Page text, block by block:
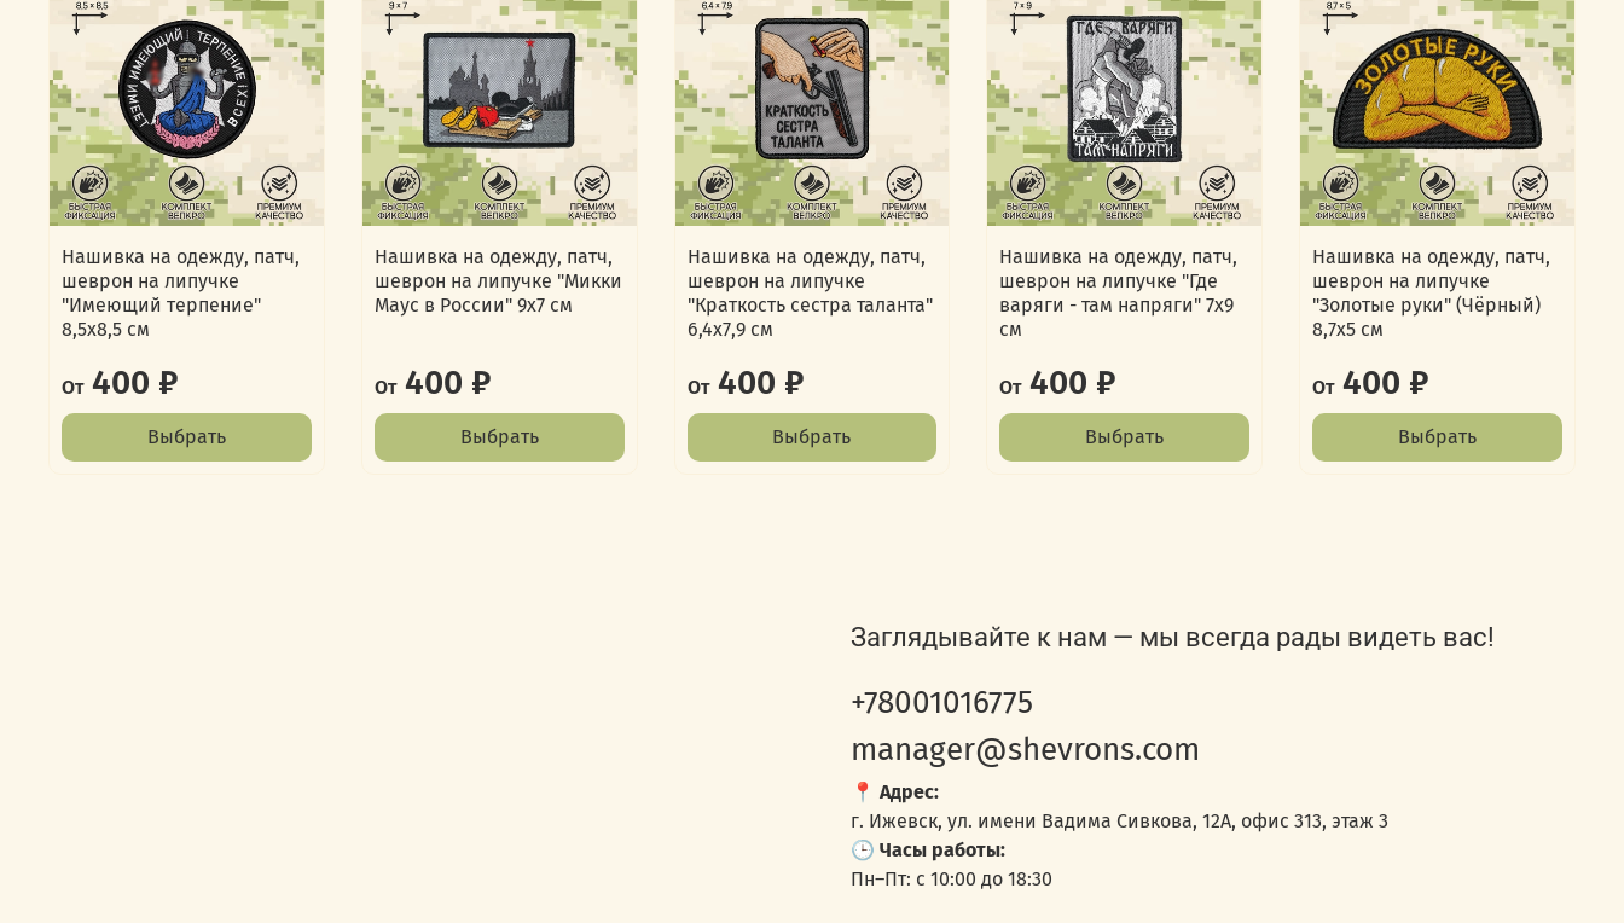
Нашивка на одежду, патч,
шеврон на липучке
"Имеющий терпение"
8,5х8,5 см
От400 ₽
Выбрать
Нашивка на одежду, патч,
шеврон на липучке "Микки
Маус в России" 9х7 см
От400 ₽
Выбрать
Нашивка на одежду, патч,
шеврон на липучке
"Краткость сестра таланта"
6,4х7,9 см
От400 ₽
Выбрать
Нашивка на одежду, патч,
шеврон на липучке "Где
варяги - там напряги" 7х9
см
От400 ₽
Выбрать
Нашивка на одежду, патч,
шеврон на липучке
"Золотые руки" (Чёрный)
8,7х5 см
От400 ₽
Выбрать
Заглядывайте к нам — мы всегда рады видеть вас!
+78001016775
manager@shevrons.com
📍 Адрес:
г. Ижевск, ул. имени Вадима Сивкова, 12А, офис 313, этаж 3
🕒 Часы работы:
Пн–Пт: с 10:00 до 18:30